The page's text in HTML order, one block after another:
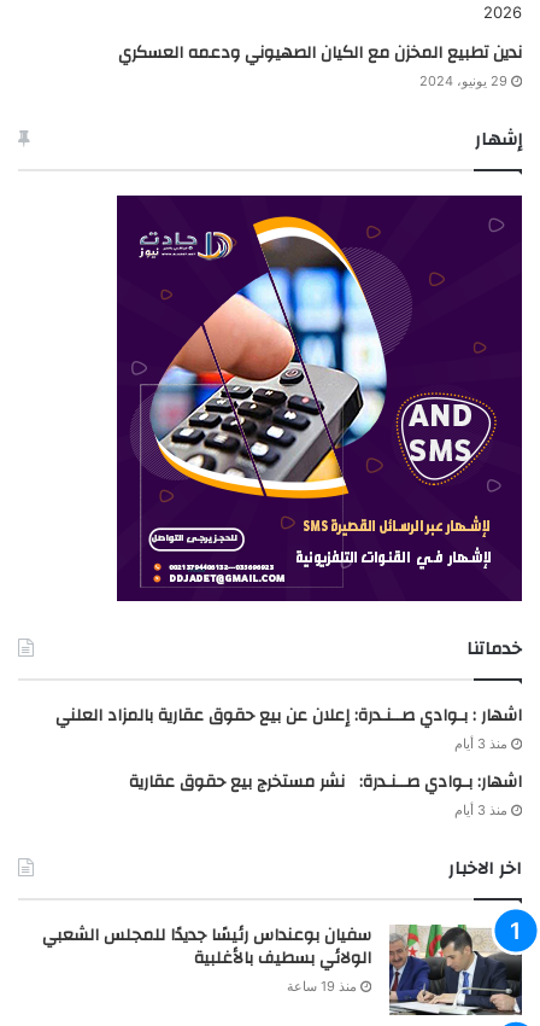
ندين تطبيع المخزن مع الكيان الصهيوني ودعمه العسكري
29 يونيو، 2024
إشهار
خدماتنا
اشهار : بـوادي صــنـدرة: إعلان عن بيع حقوق عقارية بالمزاد العلني
منذ 3 أيام
اشهار: بـوادي صــنـدرة: نشر مستخرج بيع حقوق عقارية
منذ 3 أيام
اخر الاخبار
سفيان بوعنداس رئيسًا جديدًا للمجلس الشعبي
الولائي بسطيف بالأغلبية
منذ 19 ساعة